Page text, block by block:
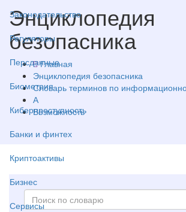
Законодательство
Регуляторы
Персданные
Биометрия
Киберпреступность
Банки и финтех
Криптоактивы
Бизнес
Сервисы
Энциклопедия
безопасника
Главная
Энциклопедия безопасника
Словарь терминов по
А
Возможность